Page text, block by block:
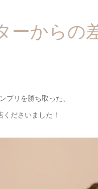
ーからの
プリを勝ち取った、
ださいました！